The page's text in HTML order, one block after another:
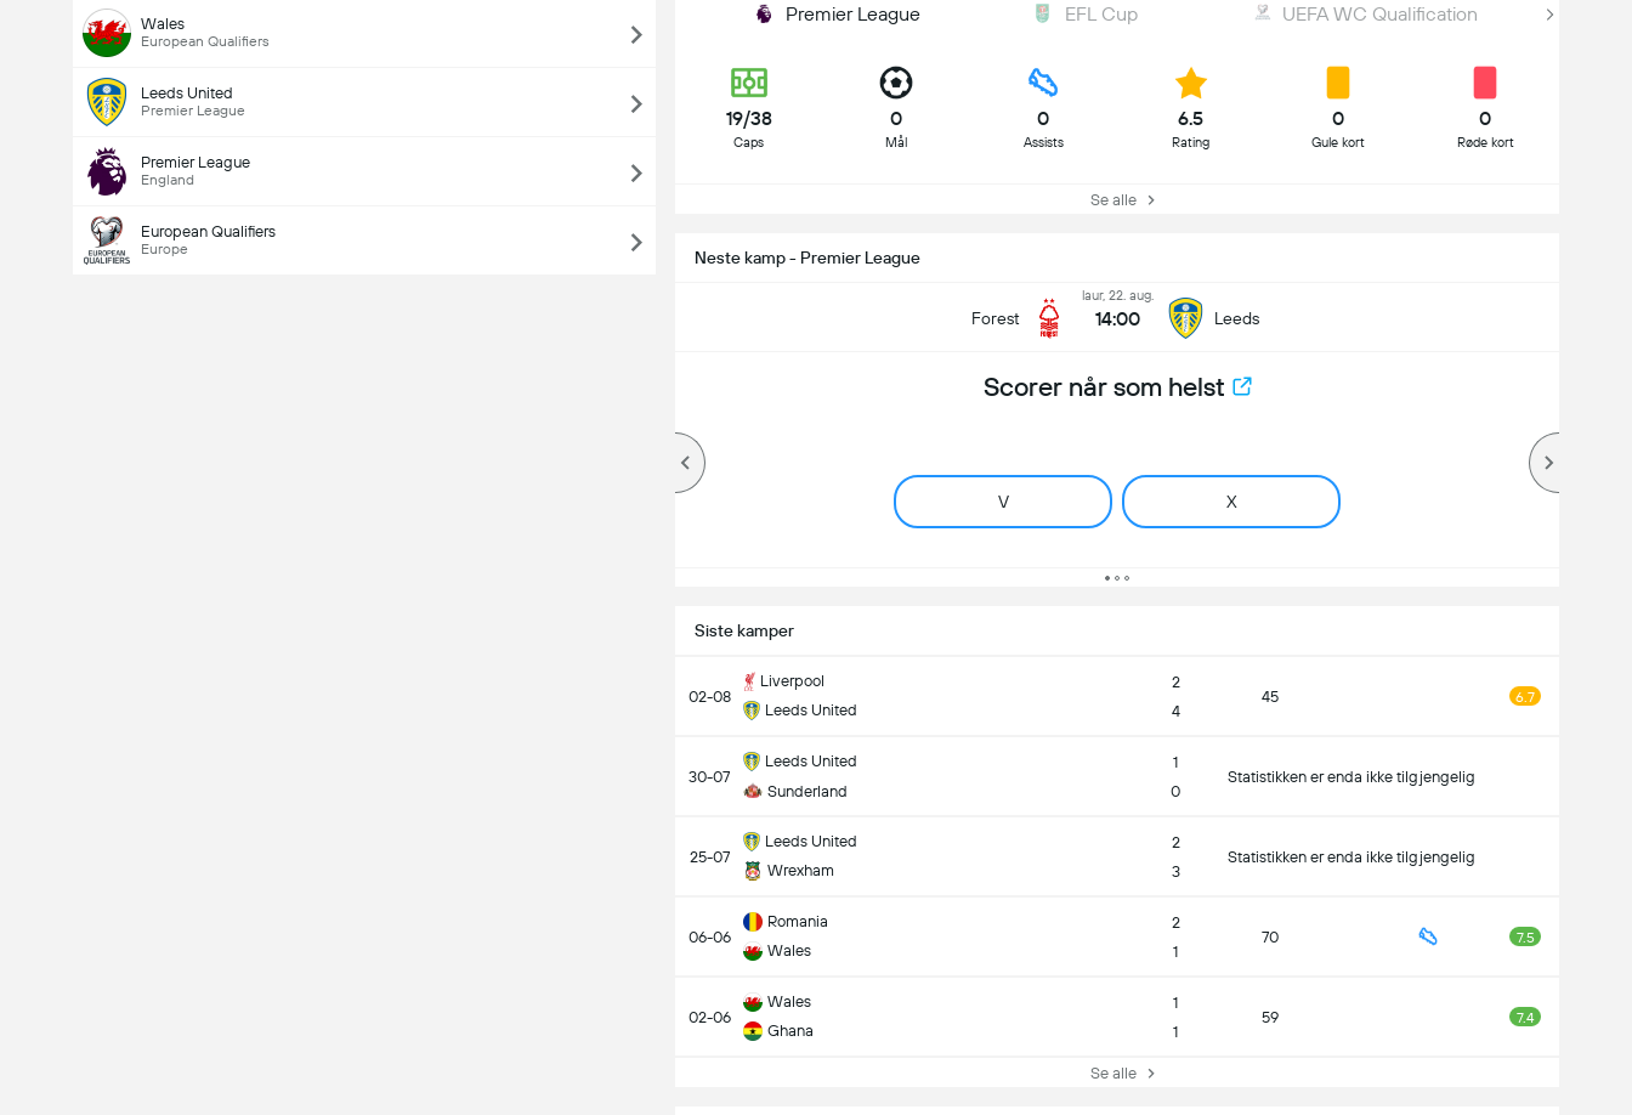
Wales
European Qualifiers
Leeds United
Premier League
Premier League
England
European Qualifiers
Europe
Premier League EFL Cup UEFA WC Qualification
19/38
Caps
0
Mål
0
Assists
6.5
Rating
0
Gule kort
0
Røde kort
Se alle
Neste kamp - Premier League
Forest
laur, 22. aug.
14:00 Leeds
Scorer når som helst
V X
Siste kamper
02-08
Liverpool
Leeds United
2
4
45 6.7
30-07
Leeds United
Sunderland
1
0
Statistikken er enda ikke tilgjengelig
25-07
Leeds United
Wrexham
2
3
Statistikken er enda ikke tilgjengelig
06-06
Romania
Wales
2
1
70 7.5
02-06
Wales
Ghana
1
1
59 7.4
Se alle